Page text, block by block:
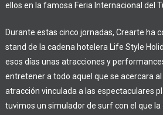
ellos en la famosa Feria Internacional del
Durante estas cinco jornadas, Crearte ha
stand de la cadena hotelera Life Style
esos días unas atracciones y
entretener a todo aquel que se acercara
atracción vinculada a las espectaculares
tuvimos un simulador de surf con el que